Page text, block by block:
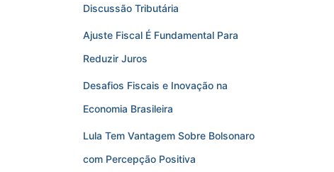
Discussão Tributária
Ajuste Fiscal É Fundamental Para
Reduzir Juros
Desafios Fiscais e Inovação na
Economia Brasileira
Lula Tem Vantagem Sobre Bolsonaro
com Percepção Positiva